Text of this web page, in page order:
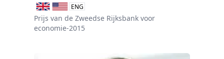
ENG
Prijs van de Zweedse Rijksbank voor
economie-2015